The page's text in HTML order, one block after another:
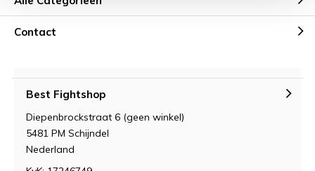
Contact
Best Fightshop
Diepenbrockstraat 6 (geen winkel)
5481 PM Schijndel
Nederland